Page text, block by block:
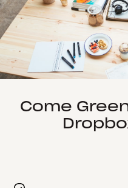
Come